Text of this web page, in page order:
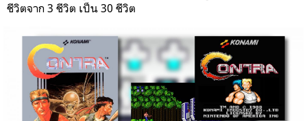
ชีวิตจาก 3 ชีวิต เป็น 30 ชีวิต